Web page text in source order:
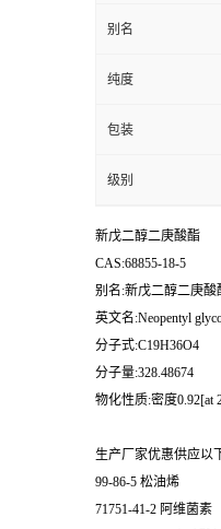
别名
纯度
包装
级别
新戊二醇二庚酸酯
CAS:68855-18-5
别名:新戊二醇二庚酸
英文名:Neopentyl
分子式:C19H36O4
分子量:328.48674
物化性质:密度0.92[at
生产厂家优惠供应以
99-86-5 松油烯
71751-41-2 阿维菌素